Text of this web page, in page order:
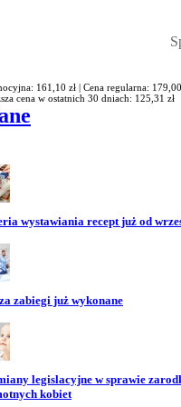
161,10 zł | Cena regularna:
cena w ostatnich 30 dniach: 125,31 zł
wystawiania recept już od
zabiegi już wykonane
legislacyjne w sprawie
kobiet